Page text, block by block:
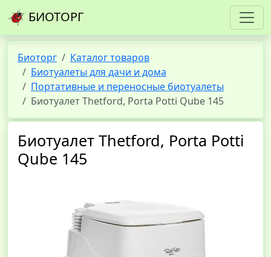
БИОТОРГ
Биоторг
Каталог товаров
Биотуалеты для дачи и дома
Портативные и переносные биотуалеты
Биотуалет Thetford, Porta Potti Qube 145
Биотуалет Thetford, Porta Potti
Qube 145